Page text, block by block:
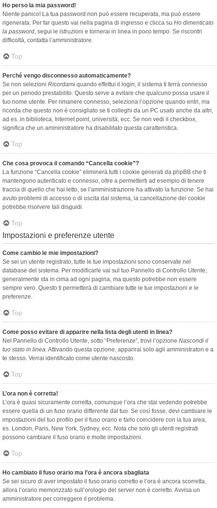
Ho perso la mia password!
Niente panico! La tua password non può essere recuperata, ma può essere
rigenerata. Per far questo vai nella pagina di ingresso e clicca su Ho dimenticato
la password, segui le istruzioni e tornerai in linea in poco tempo. Se riscontri
difficoltà, contatta l’amministratore.
Top
Perché vengo disconnesso automaticamente?
Se non selezioni Ricordami quando effettui il login, il sistema ti terrà connesso
per un periodo prestabilito. Questo serve a evitare che qualcuno possa usare il
tuo nome utente. Per rimanere connesso, seleziona l’opzione quando entri, ma
ricorda che questo non è consigliato se ti colleghi da un PC usato anche da altri,
ad es. in biblioteca, Internet point, università, ecc. Se non vedi il checkbox,
significa che un amministratore ha disabilitato questa caratteristica.
Top
Che cosa provoca il comando “Cancella cookie”?
La funzione “Cancella cookie” eliminerà tutti i cookie generati da phpBB che ti
mantengono autenticato e connesso, oltre a permetterti ad esempio di tenere
traccia di quello che hai letto, se l’amministrazione ha attivato la funzione. Se hai
avuto problemi di accesso o di uscita dal sistema, la cancellazione dei cookie
potrebbe risolvere tali disguidi.
Top
Impostazioni e preferenze utente
Come cambio le mie impostazioni?
Se sei un utente registrato, tutte le tue impostazioni sono conservate nel
database del sistema. Per modificarle vai sul tuo Pannello di Controllo Utente;
generalmente sta in cima ad ogni pagina, ma questo potrebbe non essere
sempre vero. Questo ti permetterà di cambiare tutte le tue impostazioni e le
preferenze.
Top
Come posso evitare di apparire nella lista degli utenti in linea?
Nel Pannello di Controllo Utente, sotto “Preferenze”, trovi l’opzione Nascondi il
tuo stato in linea. Attivando questa opzione, apparirai solo agli amministratori e a
te stesso. Verrai identificato come utente nascosto.
Top
L’ora non è corretta!
L’ora è quasi sicuramente corretta, comunque l’ora che stai vedendo potrebbe
essere quella di un fuso orario differente dal tuo. Se così fosse, devi cambiare le
impostazioni del tuo profilo per il fuso orario e farlo coincidere con la tua area,
es. London, Paris, New York, Sydney, ecc. Nota che solo gli utenti registrati
possono cambiare il fuso orario e molte impostazioni.
Top
Ho cambiato il fuso orario ma l’ora è ancora sbagliata
Se sei sicuro di aver impostato il fuso orario corretto e l’ora è ancora scorretta,
allora l’orario memorizzato sull’orologio del server non è corretto. Avvisa un
amministratore per correggere il problema.